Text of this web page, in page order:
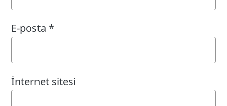
E-posta *
İnternet sitesi